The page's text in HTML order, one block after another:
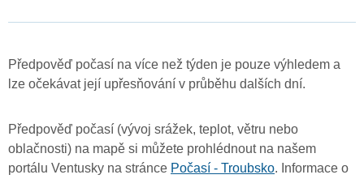
Předpověď počasí na více než týden je pouze výhledem a
lze očekávat její upřesňování v průběhu dalších dní.
Předpověď počasí (vývoj srážek, teplot, větru nebo
oblačnosti) na mapě si můžete prohlédnout na našem
portálu Ventusky na stránce Počasí - Troubsko. Informace o